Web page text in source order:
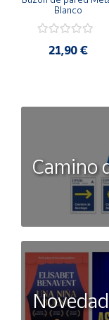
Blanco
21,90 €
Camino